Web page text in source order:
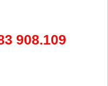
908.109